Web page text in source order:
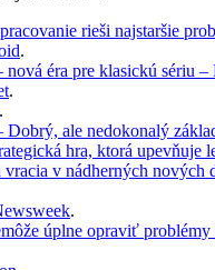
rieši najstaršie
.
éra pre klasickú sériu –
.
.
ale nedokonalý
hra, ktorá upevňuje
v nádherných nových
.
úplne opraviť